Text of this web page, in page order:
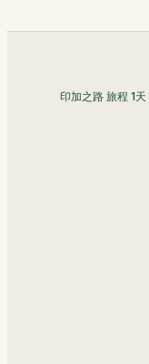
印加之路 旅程 1天